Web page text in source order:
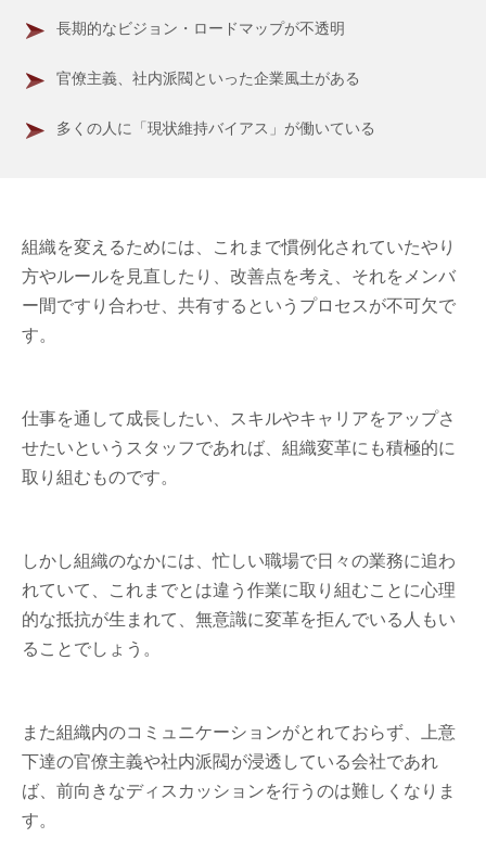
長期的なビジョン・ロードマップが不透明
官僚主義、社内派閥といった企業風土がある
多くの人に「現状維持バイアス」が働いている
組織を変えるためには、これまで慣例化されていたやり
方やルールを見直したり、改善点を考え、それをメンバ
ー間ですり合わせ、共有するというプロセスが不可欠で
す。
仕事を通して成長したい、スキルやキャリアをアップさ
せたいというスタッフであれば、組織変革にも積極的に
取り組むものです。
しかし組織のなかには、忙しい職場で日々の業務に追わ
れていて、これまでとは違う作業に取り組むことに心理
的な抵抗が生まれて、無意識に変革を拒んでいる人もい
ることでしょう。
また組織内のコミュニケーションがとれておらず、上意
下達の官僚主義や社内派閥が浸透している会社であれ
ば、前向きなディスカッションを行うのは難しくなりま
す。